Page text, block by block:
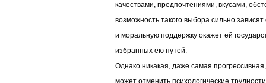
качествами, предпочтениями, вкусами,
возможность такого выбора сильно зависят
и моральную поддержку окажет ей
избранных ею путей.
Однако никакая, даже самая